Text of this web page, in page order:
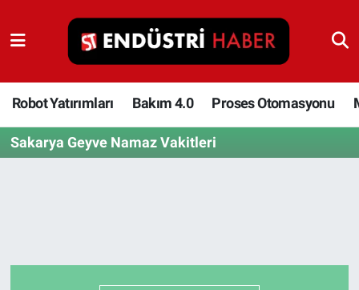
Robot Yatırımları Bakım 4.0 Proses Otomasyonu
Sakarya Geyve Namaz Vakitleri
Robot Yatırımları
Bakım 4.0
Proses Otomasyonu
Depolama Çözümleri